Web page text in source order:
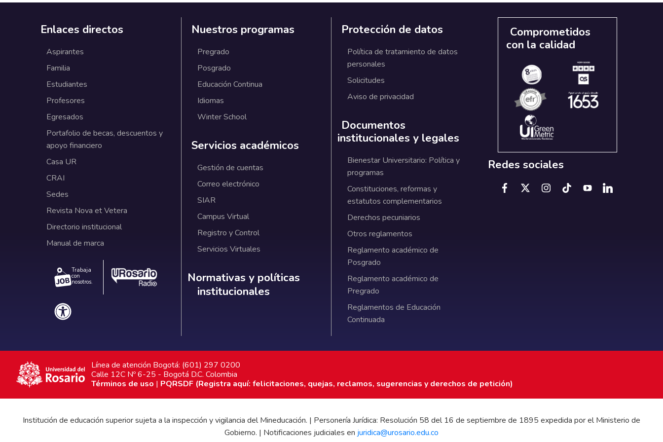
Enlaces directos
Aspirantes
Familia
Estudiantes
Profesores
Egresados
Portafolio de becas, descuentos y
apoyo financiero
Casa UR
CRAI
Sedes
Revista Nova et Vetera
Directorio institucional
Manual de marca
Trabaja
con
nosotros.
Nuestros programas
Pregrado
Posgrado
Educación Continua
Idiomas
Winter School
Servicios académicos
Gestión de cuentas
Correo electrónico
SIAR
Campus Virtual
Registro y Control
Servicios Virtuales
Normativas y políticas institucionales
Normativas y políticas
institucionales
Protección de datos
Política de tratamiento de datos
personales
Solicitudes
Aviso de privacidad
Documentos
institucionales y legales
Bienestar Universitario: Política y
programas
Constituciones, reformas y
estatutos complementarios
Derechos pecuniarios
Otros reglamentos
Reglamento académico de
Posgrado
Reglamento académico de
Pregrado
Reglamentos de Educación
Continuada
Comprometidos
con la calidad
Redes sociales
Línea de atención Bogotá: (601) 297 0200
Calle 12C Nº 6-25 - Bogotá D.C. Colombia
Términos de uso | PQRSDF (Registra aquí: felicitaciones, quejas, reclamos, sugerencias y derechos de petición)
Institución de educación superior sujeta a la inspección y vigilancia del Mineducación. | Personería Jurídica: Resolución 58 del 16 de septiembre de 1895 expedida por el Ministerio de
Gobierno. | Notificaciones judiciales en juridica@urosario.edu.co